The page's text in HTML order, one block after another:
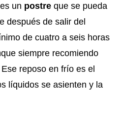
un postre que se pueda
después de salir del
de cuatro a seis horas
siempre recomiendo
reposo en frío es el
líquidos se asienten y la